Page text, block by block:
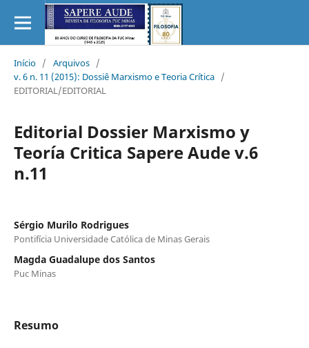
Início / Arquivos /
v. 6 n. 11 (2015): Dossiê Marxismo e Teoria Crítica /
EDITORIAL/EDITORIAL
Editorial Dossier Marxismo y
Teoría Critica Sapere Aude v.6
n.11
Sérgio Murilo Rodrigues
Pontifícia Universidade Católica de Minas Gerais
Magda Guadalupe dos Santos
Puc Minas
Resumo